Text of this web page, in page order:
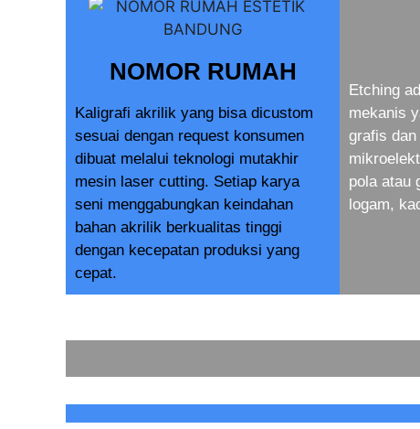
NOMOR RUMAH
Kaligrafi akrilik yang bisa dicustom
sesuai dengan request konsumen
dibuat melalui teknologi mutakhir
mesin laser cutting. Setiap karya
seni menggabungkan keindahan
bahan akrilik berkualitas tinggi
dengan kecepatan produksi yang
cepat.
Etching
mekanis
grafis
pola atau
logam,